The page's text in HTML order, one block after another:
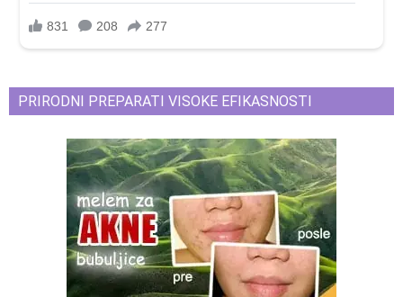
PRIRODNI PREPARATI VISOKE EFIKASNOSTI